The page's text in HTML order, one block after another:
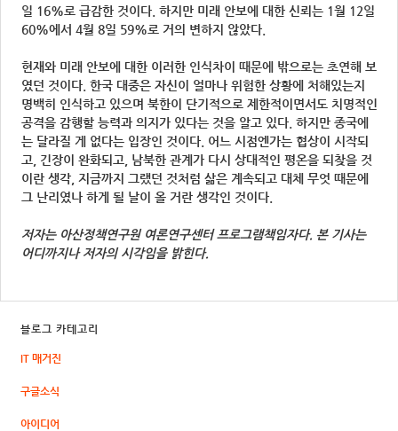
일 16%로 급감한 것이다. 하지만 미래 안보에 대한 신뢰는 1월 12일
60%에서 4월 8일 59%로 거의 변하지 않았다.
현재와 미래 안보에 대한 이러한 인식차이 때문에 밖으로는 초연해 보
였던 것이다. 한국 대중은 자신이 얼마나 위험한 상황에 처해있는지
명백히 인식하고 있으며 북한이 단기적으로 제한적이면서도 치명적인
공격을 감행할 능력과 의지가 있다는 것을 알고 있다. 하지만 종국에
는 달라질 게 없다는 입장인 것이다. 어느 시점엔가는 협상이 시작되
고, 긴장이 완화되고, 남북한 관계가 다시 상대적인 평온을 되찾을 것
이란 생각, 지금까지 그랬던 것처럼 삶은 계속되고 대체 무엇 때문에
그 난리였나 하게 될 날이 올 거란 생각인 것이다.
저자는 아산정책연구원 여론연구센터 프로그램책임자다. 본 기사는
어디까지나 저자의 시각임을 밝힌다.
블로그 카테고리
IT 매거진
구글소식
아이디어